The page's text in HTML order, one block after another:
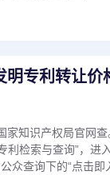
专利转让价
家知识产权局官网
利检索与查询”，进
众查询下的“点击